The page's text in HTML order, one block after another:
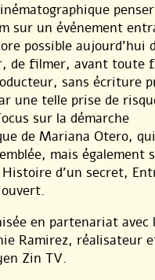
sur un événement
possible aujourd’hui
de filmer, avant toute
sans écriture
une telle prise de
sur la démarche
de Mariana Otero,
mais également
d’un secret,
en partenariat avec
Ramirez, réalisateur
Zin TV.